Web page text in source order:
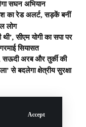
Accept
सघन अभियान
का रेड अलर्ट, सड़कें बनीं
लोग
सीएम योगी का सपा पर
सियासत
सऊदी अरब और तुर्की की
से बदलेगा क्षेत्रीय सुरक्षा
By: